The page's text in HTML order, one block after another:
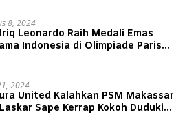
8, 2024
Leonardo Raih Medali Emas
Indonesia di Olimpiade Paris
2024
United Kalahkan PSM Makassar
Sape Kerrap Kokoh Duduki